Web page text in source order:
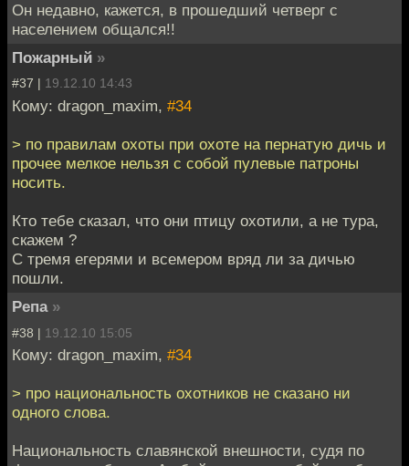
Он недавно, кажется, в прошедший четверг с
населением общался!!
Пожарный »
#37 | 19.12.10 14:43
Кому: dragon_maxim, #34
> по правилам охоты при охоте на пернатую дичь и
прочее мелкое нельзя с собой пулевые патроны
носить.
Кто тебе сказал, что они птицу охотили, а не тура,
скажем ?
С тремя егерями и всемером вряд ли за дичью
пошли.
Репа »
#38 | 19.12.10 15:05
Кому: dragon_maxim, #34
> про национальность охотников не сказано ни
одного слова.
Национальность славянской внешности, судя по